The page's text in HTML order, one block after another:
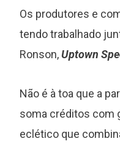
Os produtores e
tendo trabalhado
Ronson,Uptown
Não é à toa que a
soma créditos com
eclético que